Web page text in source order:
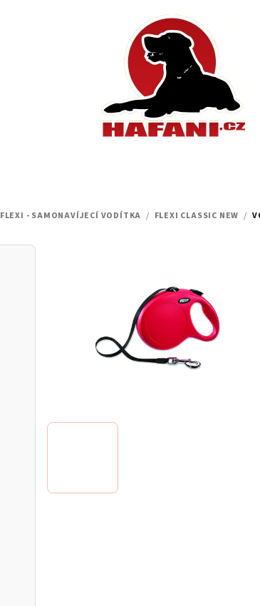
FLEXI - SAMONAVÍJECÍ VODÍTKA / FLEXI CLASSIC NEW /